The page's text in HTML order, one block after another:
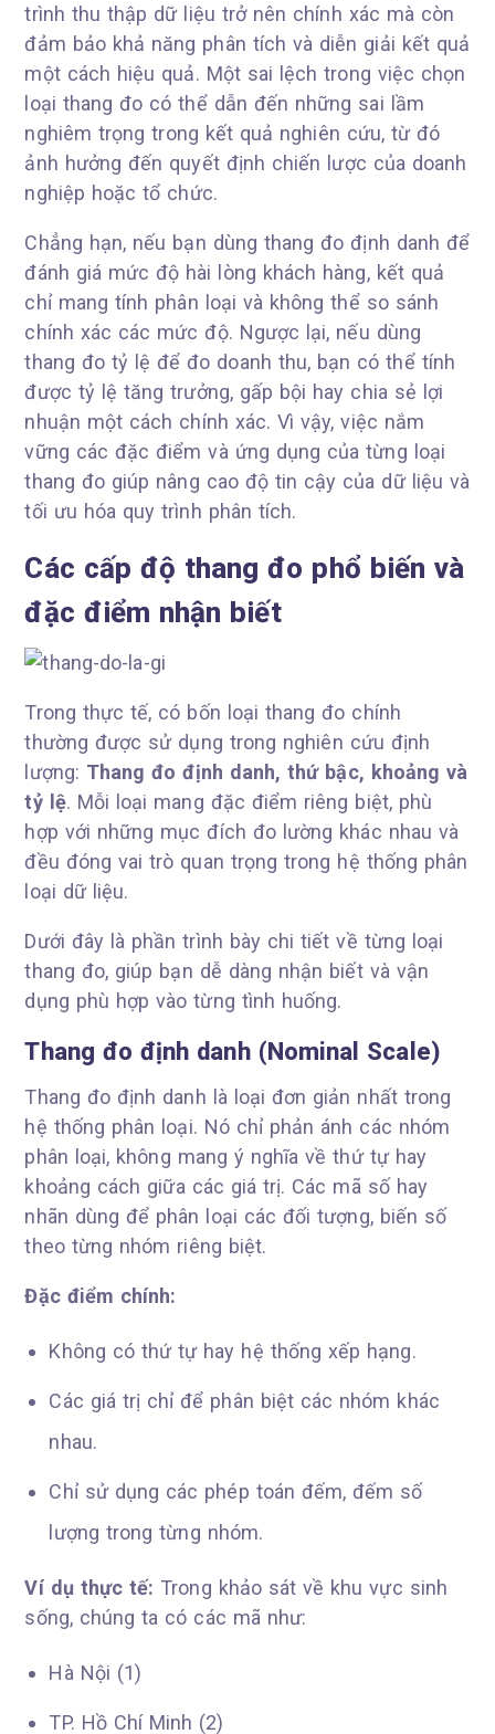
trình thu thập dữ liệu trở nên chính xác mà còn
đảm bảo khả năng phân tích và diễn giải kết quả
một cách hiệu quả. Một sai lệch trong việc chọn
loại thang đo có thể dẫn đến những sai lầm
nghiêm trọng trong kết quả nghiên cứu, từ đó
ảnh hưởng đến quyết định chiến lược của doanh
nghiệp hoặc tổ chức.
Chẳng hạn, nếu bạn dùng thang đo định danh để
đánh giá mức độ hài lòng khách hàng, kết quả
chỉ mang tính phân loại và không thể so sánh
chính xác các mức độ. Ngược lại, nếu dùng
thang đo tỷ lệ để đo doanh thu, bạn có thể tính
được tỷ lệ tăng trưởng, gấp bội hay chia sẻ lợi
nhuận một cách chính xác. Vì vậy, việc nắm
vững các đặc điểm và ứng dụng của từng loại
thang đo giúp nâng cao độ tin cậy của dữ liệu và
tối ưu hóa quy trình phân tích.
Các cấp độ thang đo phổ biến và
đặc điểm nhận biết
Trong thực tế, có bốn loại thang đo chính
thường được sử dụng trong nghiên cứu định
lượng: Thang đo định danh, thứ bậc, khoảng và
tỷ lệ. Mỗi loại mang đặc điểm riêng biệt, phù
hợp với những mục đích đo lường khác nhau và
đều đóng vai trò quan trọng trong hệ thống phân
loại dữ liệu.
Dưới đây là phần trình bày chi tiết về từng loại
thang đo, giúp bạn dễ dàng nhận biết và vận
dụng phù hợp vào từng tình huống.
Thang đo định danh (Nominal Scale)
Thang đo định danh là loại đơn giản nhất trong
hệ thống phân loại. Nó chỉ phản ánh các nhóm
phân loại, không mang ý nghĩa về thứ tự hay
khoảng cách giữa các giá trị. Các mã số hay
nhãn dùng để phân loại các đối tượng, biến số
theo từng nhóm riêng biệt.
Đặc điểm chính:
Không có thứ tự hay hệ thống xếp hạng.
Các giá trị chỉ để phân biệt các nhóm khác
nhau.
Chỉ sử dụng các phép toán đếm, đếm số
lượng trong từng nhóm.
Ví dụ thực tế: Trong khảo sát về khu vực sinh
sống, chúng ta có các mã như:
Hà Nội (1)
TP. Hồ Chí Minh (2)